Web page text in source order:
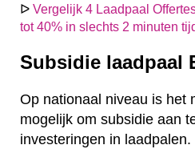
ᐅ Vergelijk 4 Laadpaal
tot 40% in slechts 2 minuten
Subsidie laadpaal
Op nationaal niveau is het
mogelijk om subsidie aan
investeringen in laadpalen.